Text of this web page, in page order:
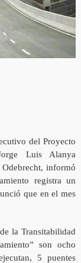
del Proyecto
Luis Alanya
informó
registra un
que en el mes
la Transitabilidad
son ocho
5 puentes